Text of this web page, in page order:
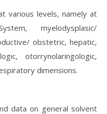
various levels, namely at
myelodysplasic/
obstetric, hepatic,
otorrynolaringologic,
dimensions.
data on general solvent